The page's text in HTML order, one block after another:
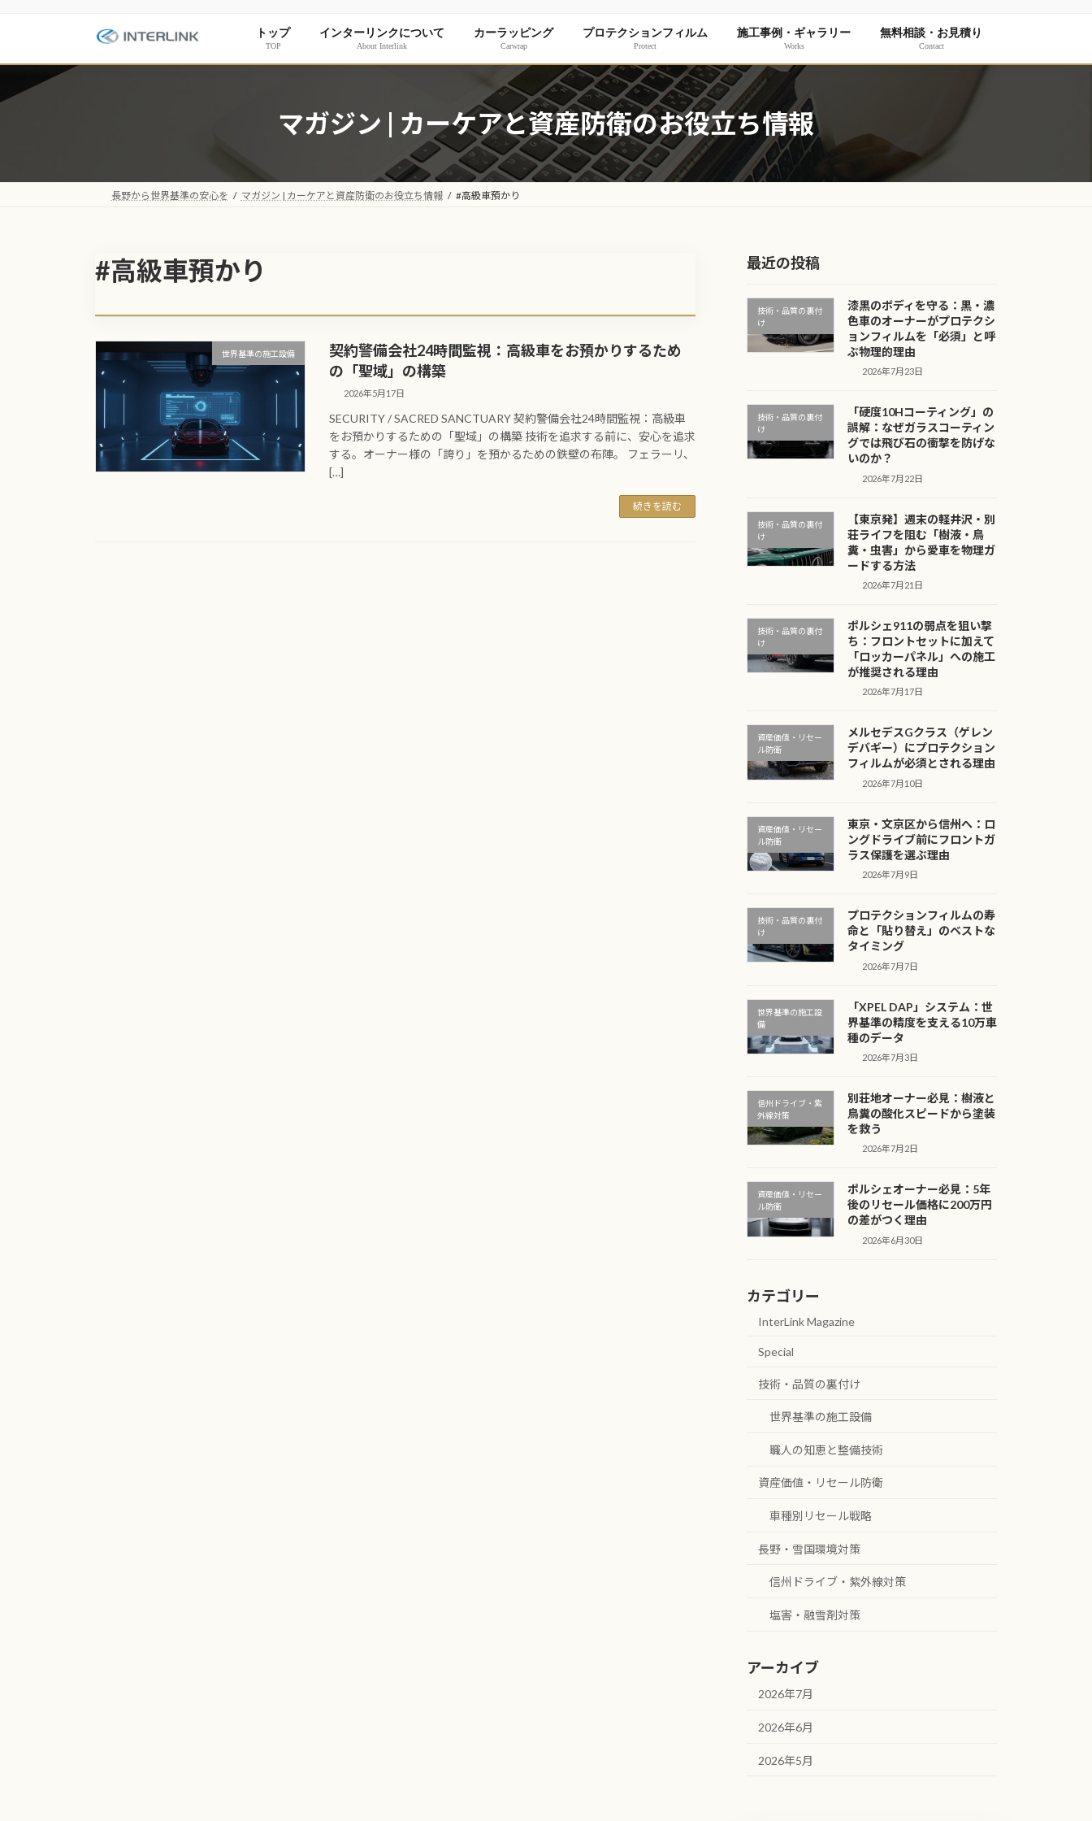
ン
へ
プ
ー
ョ
動
トップ
TOP
インターリンクについて
About Interlink
カーラッピング
Carwrap
プロテクションフィルム
Protect
施工事例・ギャラリー
Works
無料相談・お見積り
Contact
マガジン | カーケアと資産防衛のお役立ち情報
長野から世界基準の安心を マガジン | カーケアと資産防衛のお役立ち情報 #高級車預かり
#高級車預かり
世界基準の施工設備
契約警備会社24時間監視：高級車をお預かりするため
の「聖域」の構築
2026年5月17日
SECURITY / SACRED SANCTUARY 契約警備会社24時間監視：高級車
をお預かりするための「聖域」の構築 技術を追求する前に、安心を追求
する。オーナー様の「誇り」を預かるための鉄壁の布陣。 フェラーリ、
[…]
続きを読む
最近の投稿
技術・品質の裏付
け
漆黒のボディを守る：黒・濃
色車のオーナーがプロテクシ
ョンフィルムを「必須」と呼
ぶ物理的理由
2026年7月23日
技術・品質の裏付
け
「硬度10Hコーティング」の
誤解：なぜガラスコーティン
グでは飛び石の衝撃を防げな
いのか？
2026年7月22日
技術・品質の裏付
け
【東京発】週末の軽井沢・別
荘ライフを阻む「樹液・鳥
糞・虫害」から愛車を物理ガ
ードする方法
2026年7月21日
技術・品質の裏付
け
ポルシェ911の弱点を狙い撃
ち：フロントセットに加えて
「ロッカーパネル」への施工
が推奨される理由
2026年7月17日
資産価値・リセー
ル防衛
メルセデスGクラス（ゲレン
デバギー）にプロテクション
フィルムが必須とされる理由
2026年7月10日
資産価値・リセー
ル防衛
東京・文京区から信州へ：ロ
ングドライブ前にフロントガ
ラス保護を選ぶ理由
2026年7月9日
技術・品質の裏付
け
プロテクションフィルムの寿
命と「貼り替え」のベストな
タイミング
2026年7月7日
世界基準の施工設
備
「XPEL DAP」システム：世
界基準の精度を支える10万車
種のデータ
2026年7月3日
信州ドライブ・紫
外線対策
別荘地オーナー必見：樹液と
鳥糞の酸化スピードから塗装
を救う
2026年7月2日
資産価値・リセー
ル防衛
ポルシェオーナー必見：5年
後のリセール価格に200万円
の差がつく理由
2026年6月30日
カテゴリー
InterLink Magazine
Special
技術・品質の裏付け
世界基準の施工設備
職人の知恵と整備技術
資産価値・リセール防衛
車種別リセール戦略
長野・雪国環境対策
信州ドライブ・紫外線対策
塩害・融雪剤対策
アーカイブ
2026年7月
2026年6月
2026年5月